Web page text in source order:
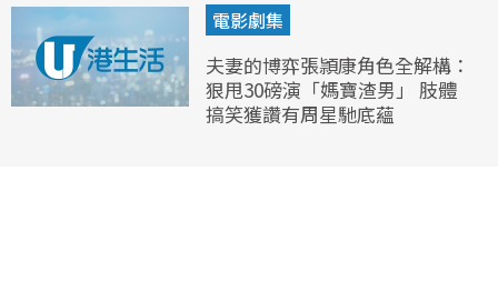
電影劇集
夫妻的博弈張頴康角色全解構：
狠甩30磅演「媽寶渣男」 肢體
搞笑獲讚有周星馳底蘊